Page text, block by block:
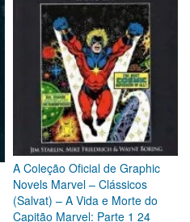
A Coleção Oficial de Graphic
Novels Marvel – Clássicos
(Salvat) – A Vida e Morte do
Capitão Marvel: Parte 1 24